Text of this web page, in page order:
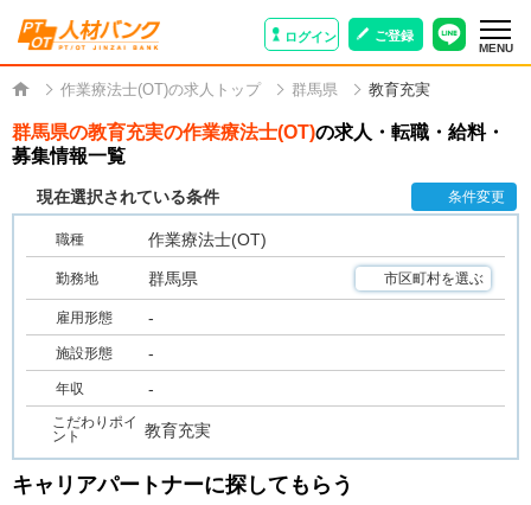
ログイン ご登録
MENU
作業療法士(OT)の求人トップ 群馬県 教育充実
群馬県の教育充実の作業療法士(OT)の求人・転職・給料・
募集情報一覧
現在選択されている条件 条件変更
職種 作業療法士(OT)
勤務地 群馬県 市区町村を選ぶ
雇用形態 -
施設形態 -
年収 -
こだわりポイ
ント
教育充実
キャリアパートナーに探してもらう